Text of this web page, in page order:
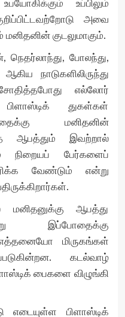
உப்பிலும்
அவை
குடலுமாகும்.
நெதர்லாந்து, போலந்து,
நாடுகளிலிருந்து
எல்லோர்
துகள்கள்
மனிதனின்
ஆபத்தும் இவற்றால்
நிறையப் பேர்களைப்
வேண்டும் என்று
மனிதனுக்கு ஆபத்து
இப்போதைக்கு
எத்தனையோ மிருகங்கள்
கடல்வாழ்
பைகளை விழுங்கி
எடையுள்ள பிளாஸ்டிக்